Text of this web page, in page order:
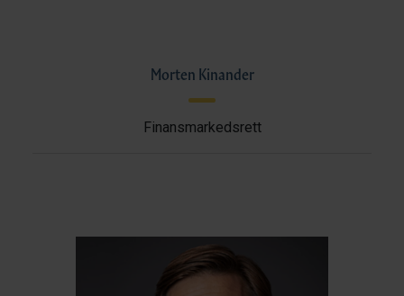
Morten Kinander
Finansmarkedsrett